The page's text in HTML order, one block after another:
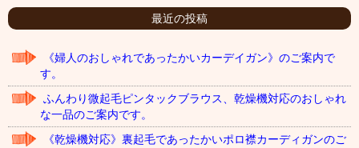
最近の投稿
《婦人のおしゃれであったかいカーデイガン》のご案内で
す。
ふんわり微起毛ピンタックブラウス、乾燥機対応のおしゃれ
な一品のご案内です。
《乾燥機対応》裏起毛であったかいポロ襟カーディガンのご